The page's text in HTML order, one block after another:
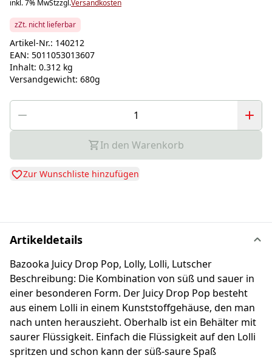
inkl. 7% MwStzzgl.Versandkosten
zZt. nicht lieferbar
Artikel-Nr.: 140212
EAN: 5011053013607
Inhalt: 0.312 kg
Versandgewicht: 680g
In den Warenkorb
Zur Wunschliste hinzufügen
Artikeldetails
Bazooka Juicy Drop Pop, Lolly, Lolli, Lutscher
Beschreibung: Die Kombination von süß und sauer in
einer besonderen Form. Der Juicy Drop Pop besteht
aus einem Lolli in einem Kunststoffgehäuse, den man
nach unten herauszieht. Oberhalb ist ein Behälter mit
saurer Flüssigkeit. Einfach die Flüssigkeit auf den Lolli
spritzen und schon kann der süß-saure Spaß